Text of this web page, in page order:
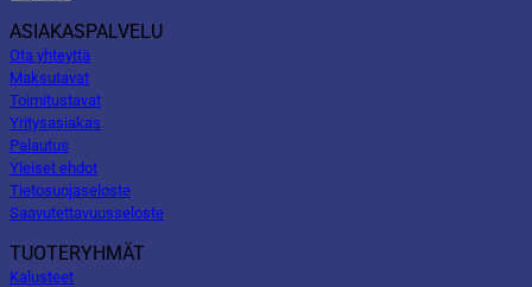
ASIAKASPALVELU
Ota yhteyttä
Maksutavat
Toimitustavat
Yritysasiakas
Palautus
Yleiset ehdot
Tietosuojaseloste
Saavutettavuusseloste
TUOTERYHMÄT
Kalusteet